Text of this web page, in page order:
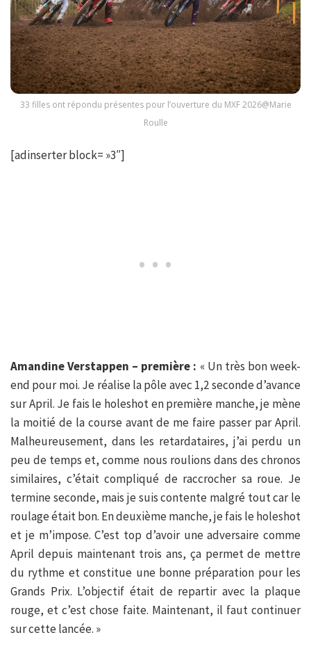
33 filles ont répondu présentes pour l’ouverture du MXF 2026@Marie
Roulle
[adinserter block= »3″]
Amandine Verstappen – première : « Un très bon week-
end pour moi. Je réalise la pôle avec 1,2 seconde d’avance
sur April. Je fais le holeshot en première manche, je mène
la moitié de la course avant de me faire passer par April.
Malheureusement, dans les retardataires, j’ai perdu un
peu de temps et, comme nous roulions dans des chronos
similaires, c’était compliqué de raccrocher sa roue. Je
termine seconde, mais je suis contente malgré tout car le
roulage était bon. En deuxième manche, je fais le holeshot
et je m’impose. C’est top d’avoir une adversaire comme
April depuis maintenant trois ans, ça permet de mettre
du rythme et constitue une bonne préparation pour les
Grands Prix. L’objectif était de repartir avec la plaque
rouge, et c’est chose faite. Maintenant, il faut continuer
sur cette lancée. »